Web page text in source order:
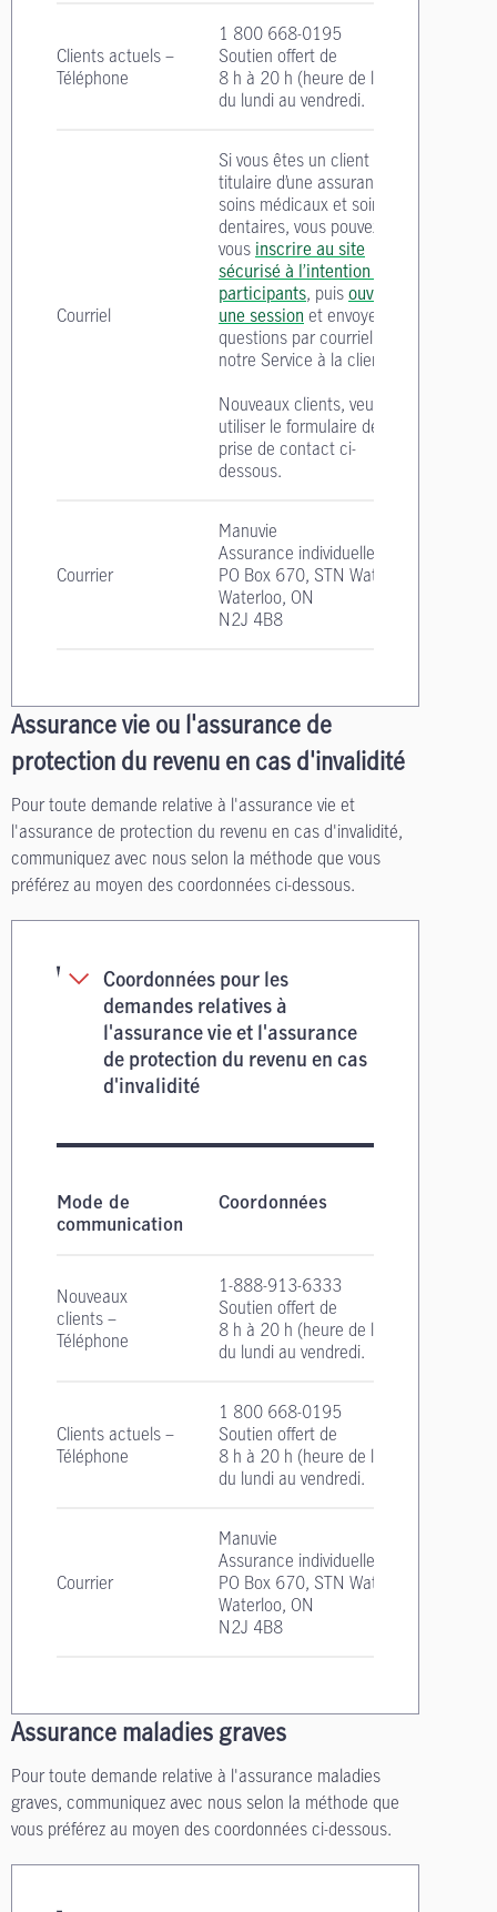
Clients actuels –
Téléphone
1 800 668-0195
Soutien offert de
8 h à 20 h (heure de l'Est)
du lundi au vendredi.
Courriel
Si vous êtes un client
titulaire d’une assurance
soins médicaux et soins
dentaires, vous pouvez
vous inscrire au site
sécurisé à l’intention des
participants, puisouvrir
une session et envoyer vos
questions par courriel à
notre Service à la clientèle.
Nouveaux clients, veuillez
utiliser le formulaire de
prise de contact ci-
dessous.
Courrier
Manuvie
Assurance individuelle
PO Box 670, STN Waterloo
Waterloo, ON
N2J 4B8
Assurance vie ou l'assurance de
protection du revenu en cas d'invalidité
Pour toute demande relative à l'assurance vie et
l'assurance de protection du revenu en cas d'invalidité,
communiquez avec nous selon la méthode que vous
préférez au moyen des coordonnées ci-dessous.
Coordonnées pour les
demandes relatives à
l'assurance vie et l'assurance
de protection du revenu en cas
d'invalidité
Mode de
communication
Coordonnées
Nouveaux
clients –
Téléphone
1-888-913-6333
Soutien offert de
8 h à 20 h (heure de l'Est)
du lundi au vendredi.
Clients actuels –
Téléphone
1 800 668-0195
Soutien offert de
8 h à 20 h (heure de l'Est)
du lundi au vendredi.
Courrier
Manuvie
Assurance individuelle
PO Box 670, STN Waterloo
Waterloo, ON
N2J 4B8
Assurance maladies graves
Pour toute demande relative à l'assurance maladies
graves, communiquez avec nous selon la méthode que
vous préférez au moyen des coordonnées ci-dessous.